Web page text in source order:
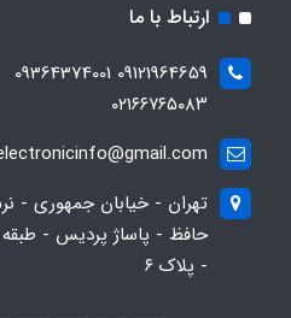
ارتباط با ما
09121964659 09364374001
۰۲۱۶۶۷۶۵۰۸۳
تهران - خیابان جمهوری -
حافظ - پاساژ پردیس -
- پلاک ۶